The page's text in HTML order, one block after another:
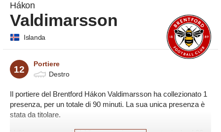
Hákon
Valdimarsson
Islanda
12
Portiere
Destro
Il portiere del Brentford Hákon Valdimarsson ha collezionato 1
presenza, per un totale di 90 minuti. La sua unica presenza è
stata da titolare.